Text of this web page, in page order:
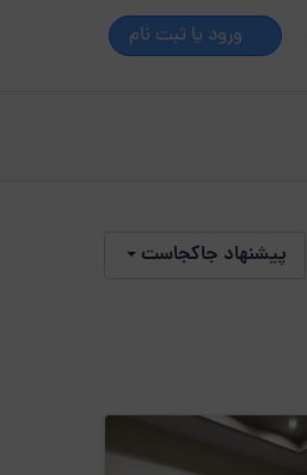
ورود یا ثبت نام
پیشنهاد جاکجاست